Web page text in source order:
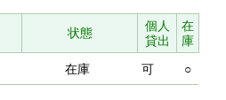
状態
個人
貸出
在
庫
在庫 可 ○